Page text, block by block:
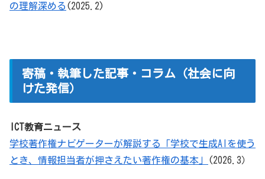
の理解深める (2025.2)
寄稿・執筆した記事・コラム（社会に向
けた発信）
ICT教育ニュース
学校著作権ナビゲーターが解説する「学校で生成AIを使う
とき、情報担当者が押さえたい著作権の基本」
(2026.3）